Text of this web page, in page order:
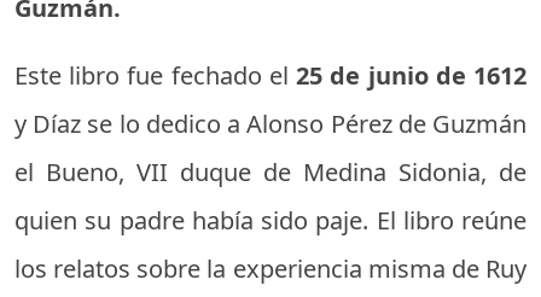
Guzmán.
Este libro fue fechado el25 de junio de 1612
y Díaz se lo dedico a Alonso Pérez de Guzmán
el Bueno, VII duque de Medina Sidonia, de
quien su padre había sido paje. El libro reúne
los relatos sobre la experiencia misma de Ruy